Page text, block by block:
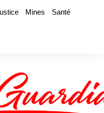
Mines
Santé